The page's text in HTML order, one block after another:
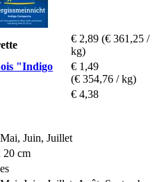
€ 2,89 (€ 361,25 /
kg)
"Indigo
€ 1,49
(€ 354,76 / kg)
€ 4,38
Juin, Juillet
20 cm